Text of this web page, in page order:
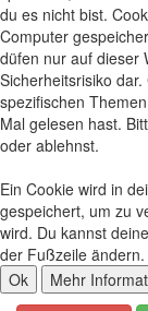
du es nicht bist.
Computer
düfen nur auf dieser
Sicherheitsrisiko
spezifischen
Mal gelesen hast.
oder ablehnst.
Ein Cookie wird in
gespeichert, um zu
wird. Du kannst
der Fußzeile ändern.